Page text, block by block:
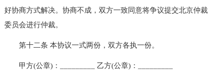
好协商方式解决。协商不成，双方一致同意将争议提交北京仲裁
委员会进行仲裁。
第十二条 本协议一式两份，双方各执一份。
甲方(公章)：_________ 乙方(公章)：_________